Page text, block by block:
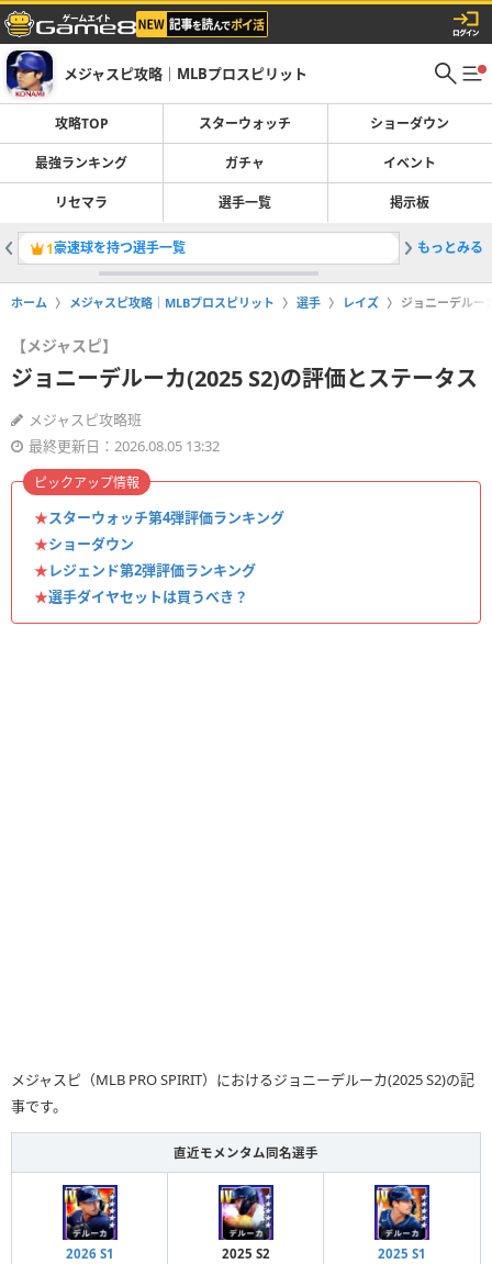
メジャスピ攻略｜MLBプロスピリット
攻略TOP スターウォッチ ショーダウン
最強ランキング ガチャ イベント
リセマラ 選手一覧 掲示板
1豪速球を持つ選手一覧 2ベーブル
もっとみる
ホーム メジャスピ攻略｜MLBプロスピリット 選手 レイズ ジョニーデルー
【メジャスピ】
ジョニーデルーカ(2025 S2)の評価とステータス
メジャスピ攻略班
最終更新日：2026.08.05 13:32
★スターウォッチ第4弾評価ランキング
★ショーダウン
★レジェンド第2弾評価ランキング
★選手ダイヤセットは買うべき？
ピックアップ情報
メジャスピ（MLB PRO SPIRIT）におけるジョニーデルーカ(2025 S2)の記
事です。
直近モメンタム同名選手
2026 S1 2025 S2 2025 S1